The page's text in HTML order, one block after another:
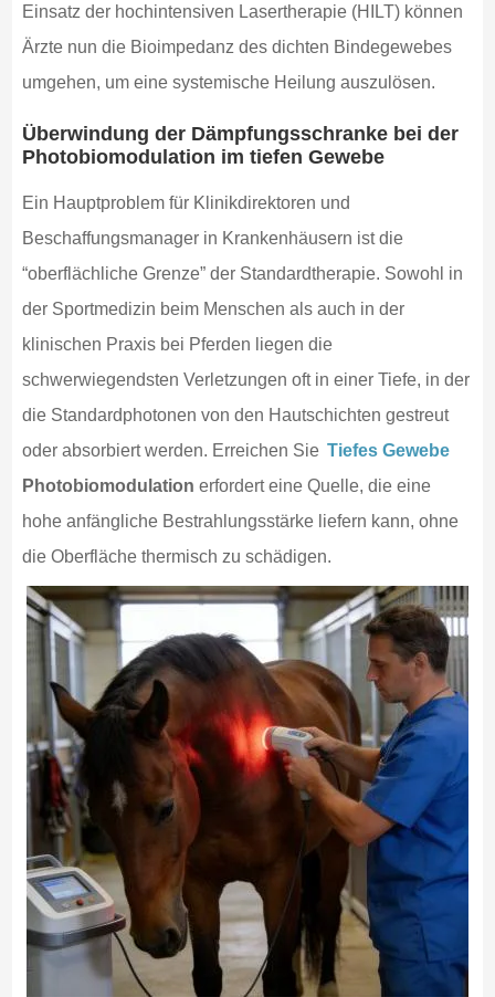
Einsatz der hochintensiven Lasertherapie (HILT) können
Ärzte nun die Bioimpedanz des dichten Bindegewebes
umgehen, um eine systemische Heilung auszulösen.
Überwindung der Dämpfungsschranke bei der
Photobiomodulation im tiefen Gewebe
Ein Hauptproblem für Klinikdirektoren und
Beschaffungsmanager in Krankenhäusern ist die
“oberflächliche Grenze” der Standardtherapie. Sowohl in
der Sportmedizin beim Menschen als auch in der
klinischen Praxis bei Pferden liegen die
schwerwiegendsten Verletzungen oft in einer Tiefe, in der
die Standardphotonen von den Hautschichten gestreut
oder absorbiert werden. Erreichen Sie Tiefes Gewebe
Photobiomodulation erfordert eine Quelle, die eine
hohe anfängliche Bestrahlungsstärke liefern kann, ohne
die Oberfläche thermisch zu schädigen.